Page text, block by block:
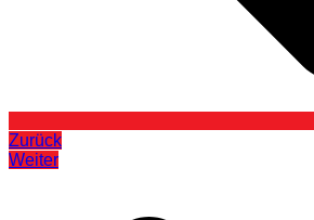
Zurück
Weiter